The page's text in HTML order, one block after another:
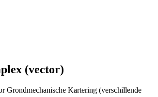
(vector)
Grondmechanische Kartering (verschillende